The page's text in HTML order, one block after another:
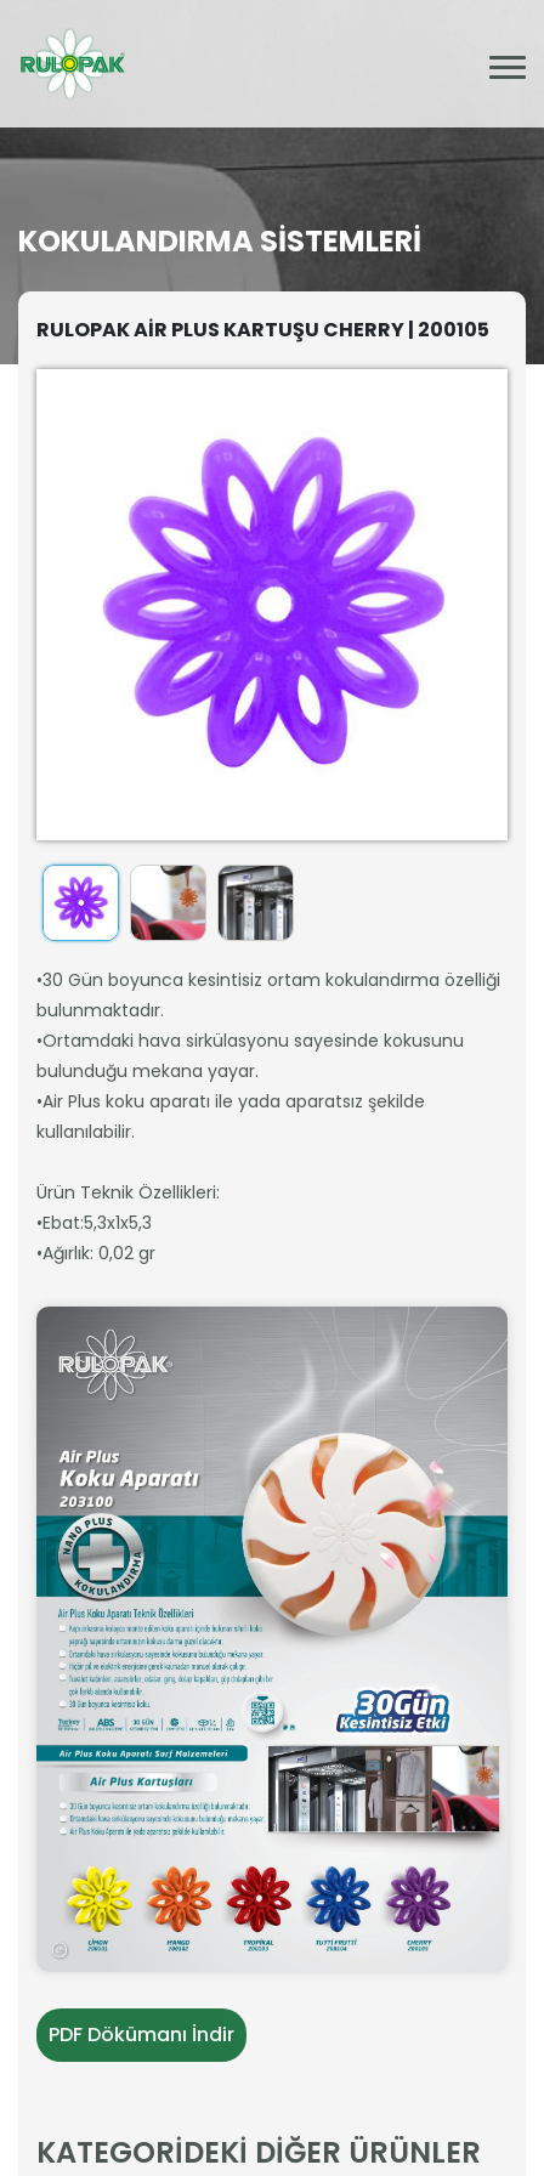
KOKULANDIRMA SISTEMLERI
RULOPAK AİR PLUS KARTUŞU CHERRY | 200105
•30 Gün boyunca kesintisiz ortam kokulandırma özelliği
bulunmaktadır.
•Ortamdaki hava sirkülasyonu sayesinde kokusunu
bulunduğu mekana yayar.
•Air Plus koku aparatı ile yada aparatsız şekilde
kullanılabilir.
Ürün Teknik Özellikleri:
•Ebat:5,3x1x5,3
•Ağırlık: 0,02 gr
PDF Dökümanı İndir
KATEGORİDEKİ DİĞER ÜRÜNLER